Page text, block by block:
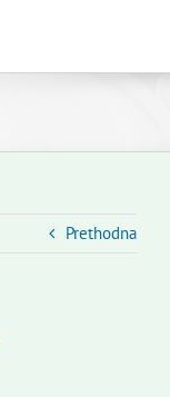
Prethodna